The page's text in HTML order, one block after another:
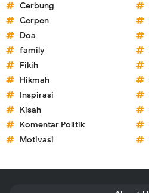
Cerbung
Cerpen
Doa
family
Fikih
Hikmah
Inspirasi
Kisah
Komentar Politik
Motivasi